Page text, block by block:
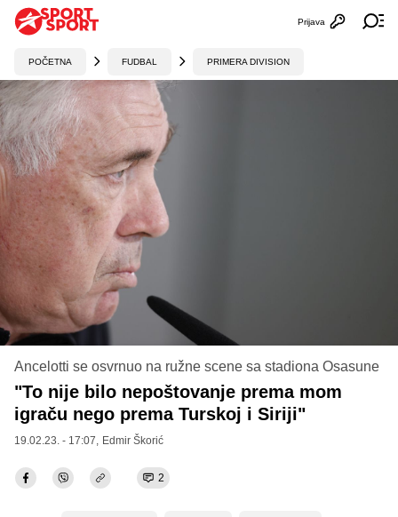
Otvori
Prijava
POČETNA FUDBAL PRIMERA DIVISION
Ancelotti se osvrnuo na ružne scene sa stadiona Osasune
"To nije bilo nepoštovanje prema mom
igraču nego prema Turskoj i Siriji"
19.02.23. - 17:07, Edmir Škorić
2